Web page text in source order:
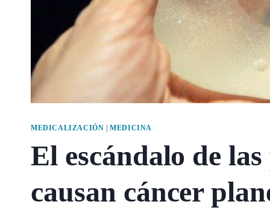
MEDICALIZACIÓN |MEDICINA
El escándalo de
causan cáncer